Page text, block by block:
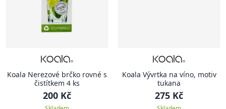
Koala Nerezové brčko rovné s
čistítkem 4 ks
200 Kč
Koala Vývrtka na víno, motiv
tukana
275 Kč